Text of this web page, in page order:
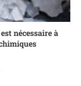
nécessaire à